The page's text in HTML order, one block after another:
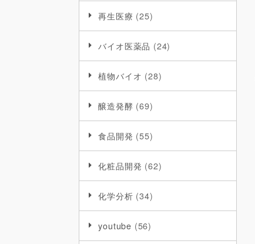
再生医療 (25)
バイオ医薬品 (24)
植物バイオ (28)
醸造発酵 (69)
食品開発 (55)
化粧品開発 (62)
化学分析 (34)
youtube (56)